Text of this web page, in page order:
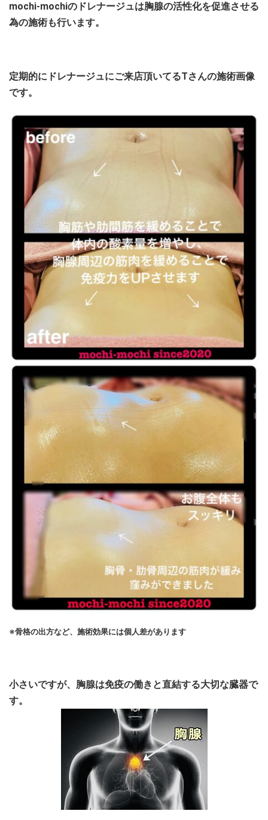
mochi-mochiのドレナージュは胸腺の活性化を促進させる
為の施術も行います。
定期的にドレナージュにご来店頂いてるTさんの施術画像
です。
※骨格の出方など、施術効果には個人差があります
小さいですが、胸腺は免疫の働きと直結する大切な臓器で
す。